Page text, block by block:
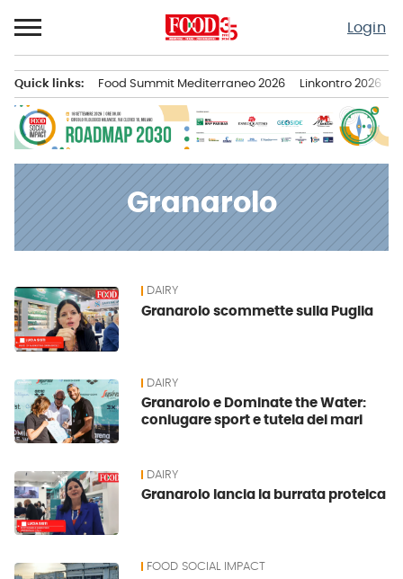
al
contenuto
Login
principale
Quick links: Food Summit Mediterraneo 2026 Linkontro 2026
Granarolo
News DAIRY
Granarolo scommette sulla Puglia
DAIRY
Granarolo e Dominate the Water:
coniugare sport e tutela dei mari
DAIRY
Granarolo lancia la burrata proteica
FOOD SOCIAL IMPACT